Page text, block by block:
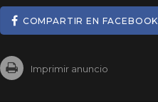
COMPARTIR EN FACEBOOK
Imprimir anuncio